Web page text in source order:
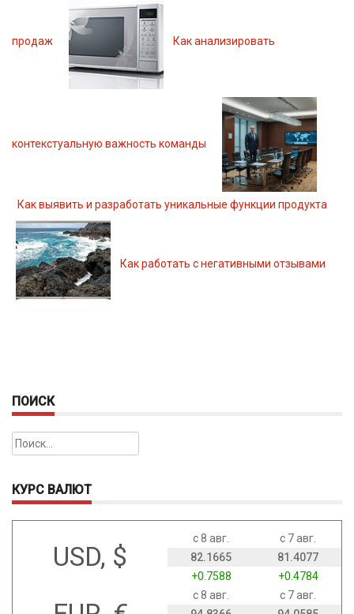
продаж Как анализировать
контекстуальную важность команды
Как выявить и разработать уникальные функции продукта
Как работать с негативными отзывами
ПОИСК
Найти:
КУРС ВАЛЮТ
USD, $
с 8 авг.
с 7 авг.
82.1665
81.4077
+0.7588
+0.4784
с 8 авг.
с 7 авг.